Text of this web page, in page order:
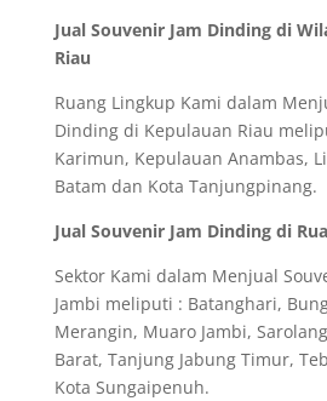
Jual Souvenir Jam Dinding di
Riau
Ruang Lingkup Kami dalam
Dinding di Kepulauan Riau
Karimun, Kepulauan Anambas,
Batam dan Kota Tanjungpinang.
Jual Souvenir Jam Dinding di
Sektor Kami dalam Menjual
Jambi meliputi : Batanghari,
Merangin, Muaro Jambi,
Barat, Tanjung Jabung Timur,
Kota Sungaipenuh.